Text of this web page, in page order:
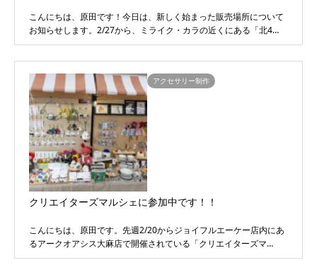
こんにちは、原田です！今日は、新しく始まった販売場所について
お知らせします。2/27から、ミライク・カラの近くにある「北4…
アクセサリー制作
クリエイターズマルシェに参加中です！！
こんにちは、原田です。先週2/20からジョイフルエーケー店内にあ
るアークオアシス大麻店で開催されている「クリエイターズマ…